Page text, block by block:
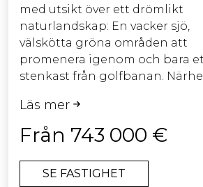
med utsikt över ett drömlikt
naturlandskap: En vacker sjö,
välskötta gröna områden att
promenera igenom och bara
stenkast från golfbanan.
tillsammans med det
klimatet, gör det till en idealisk
att bo på eller för att göra
investeringar.
Alla lägenheter är rymliga och
Läs mer
Från 743 000 €
SE FASTIGHET